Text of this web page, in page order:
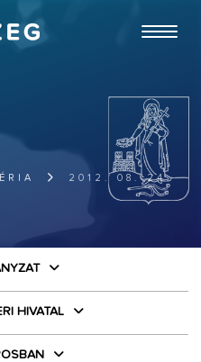
2012. 08. 24.
HIVATAL